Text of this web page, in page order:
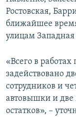
Ростовская,
ближайшее
улицам
«Всего в
задействовано
сотрудников и
автовышки и
остатков», –